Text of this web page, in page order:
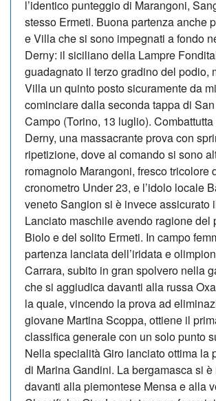
l’identico punteggio di Marangoni,
stesso Ermeti. Buona partenza anche
e Villa che si sono impegnati a fondo
Derny: il siciliano della Lampre
guadagnato il terzo gradino del podio,
Villa un quinto posto sicuramente da
cominciare dalla seconda tappa di
Campo (Torino, 13 luglio).
Derny, una massacrante prova con
ripetizione, dove al comando si sono
romagnolo Marangoni, fresco tricolore
cronometro Under 23, e l’idolo locale
veneto Sangion si è invece assicurato
Lanciato maschile avendo ragione del
Biolo e del solito Ermeti. In campo
partenza lanciata dell’iridata e
Carrara, subito in gran spolvero nella
che si aggiudica davanti alla russa
la quale, vincendo la prova ad
giovane Martina Scoppa, ottiene il
classifica generale con un solo punto
Nella specialità Giro lanciato ottima la
di Marina Gandini. La bergamasca si è
davanti alla piemontese Mensa e alla